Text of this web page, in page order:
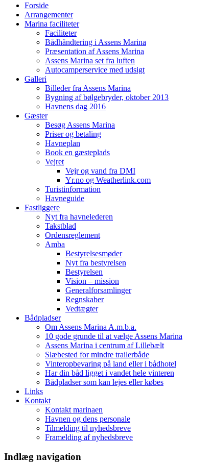
Forside
Arrangementer
Marina faciliteter
Faciliteter
Bådhåndtering i Assens Marina
Præsentation af Assens Marina
Assens Marina set fra luften
Autocamperservice med udsigt
Galleri
Billeder fra Assens Marina
Bygning af bølgebryder, oktober 2013
Havnens dag 2016
Gæster
Besøg Assens Marina
Priser og betaling
Havneplan
Book en gæsteplads
Vejret
Vejr og vand fra DMI
Yr.no og Weatherlink.com
Turistinformation
Havneguide
Fastliggere
Nyt fra havnelederen
Takstblad
Ordensreglement
Amba
Bestyrelsesmøder
Nyt fra bestyrelsen
Bestyrelsen
Vision – mission
Generalforsamlinger
Regnskaber
Vedtægter
Bådpladser
Om Assens Marina A.m.b.a.
10 gode grunde til at vælge Assens Marina
Assens Marina i centrum af Lillebælt
Slæbested for mindre trailerbåde
Vinteropbevaring på land eller i bådhotel
Har din båd ligget i vandet hele vinteren
Bådpladser som kan lejes eller købes
Links
Kontakt
Kontakt marinaen
Havnen og dens personale
Tilmelding til nyhedsbreve
Framelding af nyhedsbreve
Indlæg navigation